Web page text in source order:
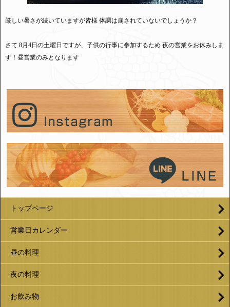
厳しい暑さが続いていますが皆様 体調は崩されていないでしょうか？
さて 8月4日の土曜日ですが、子供の行事に参加するため 夜の営業をお休みしま
す！昼営業のみとなります
トップページ
営業日カレンダー
昼の料理
夜の料理
お飲み物